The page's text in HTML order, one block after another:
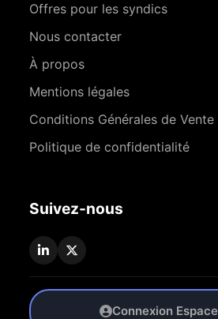
Offres pour les syndics
Nous contacter
À propos
Mentions légales
Conditions Générales de Vente
Politique de confidentialité
Suivez-nous
Connexion